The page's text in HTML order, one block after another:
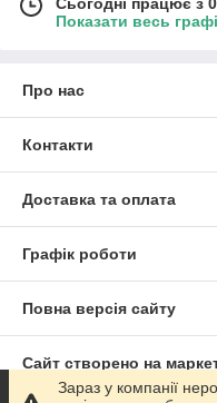
Показати весь
Про нас
Контакти
Доставка та оплата
Графік роботи
Повна версія сайту
Сайт створено на
Зараз у компанії